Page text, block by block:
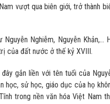
vượt qua biên giới, trở thành
Nghiễm, Nguyễn Khản,…
của đất nước ở thế kỷ XVIII.
gắn liền với tên tuổi của
học, sử học, giáo dục của họ
trong nền văn hóa Việt Nam